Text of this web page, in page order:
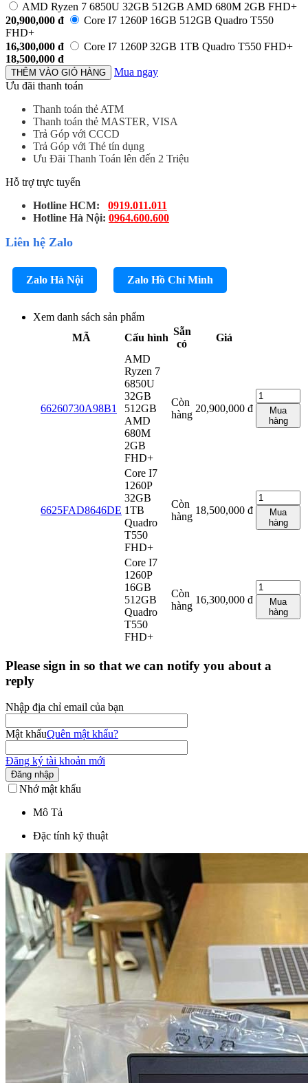
AMD Ryzen 7 6850U 32GB 512GB AMD 680M 2GB FHD+
20,900,000 đ
Core I7 1260P 16GB 512GB Quadro T550
FHD+
16,300,000 đ
Core I7 1260P 32GB 1TB Quadro T550 FHD+
18,500,000 đ
THÊM VÀO GIỎ HÀNG
Mua ngay
Ưu đãi thanh toán
Thanh toán thẻ ATM
Thanh toán thẻ MASTER, VISA
Trả Góp với CCCD
Trả Góp với Thẻ tín dụng
Ưu Đãi Thanh Toán lên đến 2 Triệu
Hỗ trợ trực tuyến
Hotline HCM: 0919.011.011
Hotline Hà Nội: 0964.600.600
Liên hệ Zalo
Zalo Hà Nội Zalo Hồ Chí Minh
Xem danh sách sản phẩm
MÃ
Cấu hình
Sẵn
có
Giá
66260730A98B1
AMD
Ryzen 7
6850U
32GB
512GB
AMD
680M
2GB
FHD+
Còn
hàng
20,900,000 đ
Mua
hàng
6625FAD8646DE
Core I7
1260P
32GB
1TB
Quadro
T550
FHD+
Còn
hàng
18,500,000 đ
Mua
hàng
Core I7
1260P
16GB
512GB
Quadro
T550
FHD+
Còn
hàng
16,300,000 đ
Mua
hàng
Please sign in so that we can notify you about a
reply
Nhập địa chỉ email của bạn
Mật khẩuQuên mật khẩu?
Đăng ký tài khoản mới
Đăng nhập
Nhớ mật khẩu
Mô Tả
Đặc tính kỹ thuật